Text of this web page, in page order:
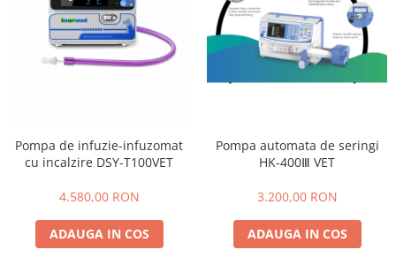
Aparatură tratament
Accesorii tratament
Aspiratoare chirurgicale
Hidroterapie și recuperare
Stomatologie
Lămpi
Tratamente grooming / măști
Igienă animale
Culori
Costume, accesorii / produse
îngrijire cosmeticieni
Igienă dentară
Igienă și întreținere salon
Sterilizatoare UV
Pompa de infuzie-infuzomat
cu incalzire DSY-T100VET
4.580,00 RON
ADAUGA IN COS
Pompa automata de seringi
HK-400Ⅲ VET
3.200,00 RON
ADAUGA IN COS